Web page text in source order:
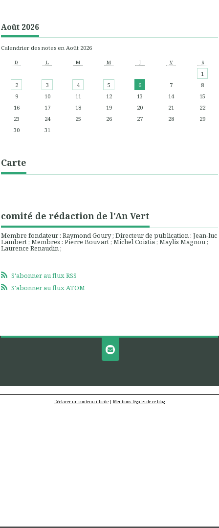
Août 2026
Calendrier des notes en Août 2026
D L M M J V S
1
2
3 4 5 6 7
8
9
10 11 12 13 14
15
16
17 18 19 20 21
22
23
24 25 26 27 28
29
30
31
Carte
comité de rédaction de l'An Vert
Membre fondateur : Raymond Goury ; Directeur de publication : Jean-luc
Lambert ; Membres : Pierre Bouvart ; Michel Coistia ; Maylis Magnou ;
Laurence Renaudin ;
S'abonner au flux RSS
S'abonner au flux ATOM
Déclarer un contenu illicite | Mentions légales de ce blog